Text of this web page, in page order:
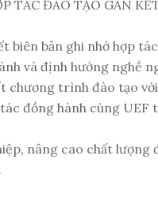
ĐÀO TẠO GẮN
bản ghi nhớ hợp
và định hướng nghề
chương trình đào tạo
đồng hành cùng
nâng cao chất lượng